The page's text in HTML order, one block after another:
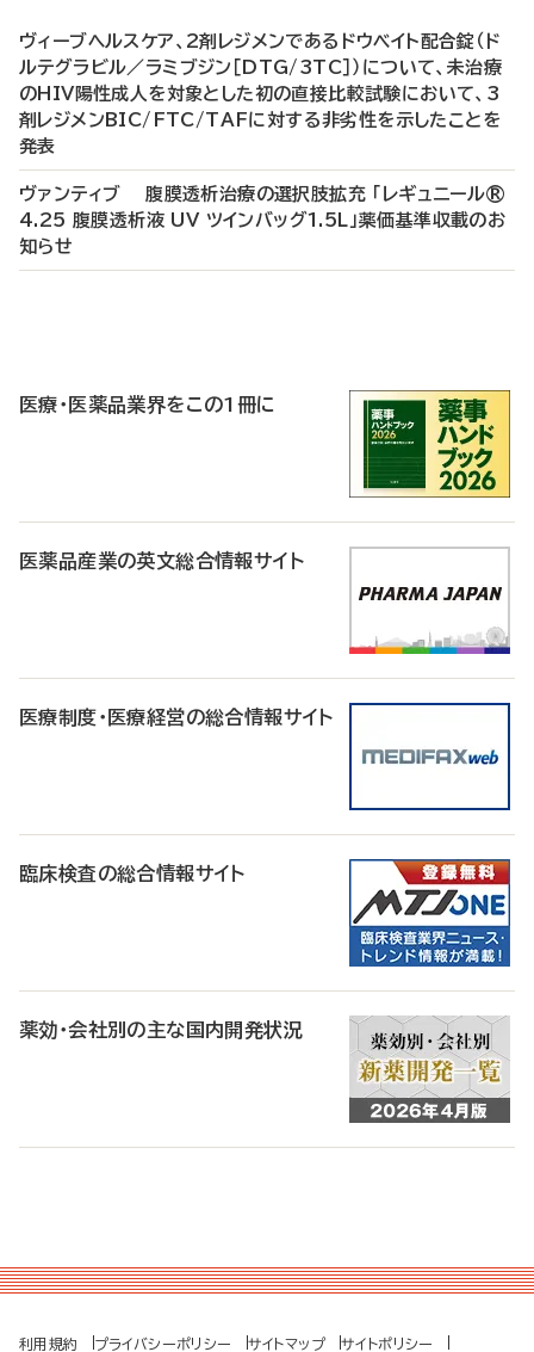
ヴィーブヘルスケア、2剤レジメンであるドウベイト配合錠（ド
ルテグラビル／ラミブジン［DTG/3TC］）について、未治療
のHIV陽性成人を対象とした初の直接比較試験において、3
剤レジメンBIC/FTC/TAFに対する非劣性を示したことを
発表
ヴァンティブ 腹膜透析治療の選択肢拡充 「レギュニール®
4.25 腹膜透析液 UV ツインバッグ1.5L」薬価基準収載のお
知らせ
医療・医薬品業界をこの1冊に
医薬品産業の英文総合情報サイト
医療制度・医療経営の総合情報サイト
臨床検査の総合情報サイト
薬効・会社別の主な国内開発状況
利用規約 プライバシーポリシー サイトマップ サイトポリシー